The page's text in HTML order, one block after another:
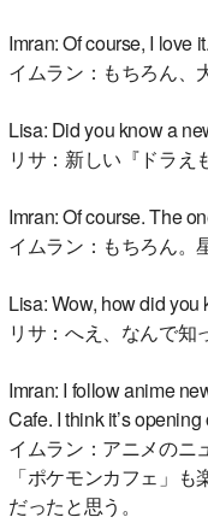
Imran: Of course, I love it.
イムラン：もちろん、
Lisa: Did you know a
リサ：新しい『ドラえ
Imran: Of course. The
イムラン：もちろん。
Lisa: Wow, how did you
リサ：へえ、なんで知
Imran: I follow anime
Cafe. I think it’s
イムラン：アニメのニ
「ポケモンカフェ」
だったと思う。